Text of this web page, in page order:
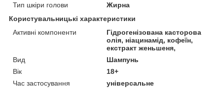
Тип шкіри голови
Жирна
Користувальницькі характеристики
Активні компоненти
Гідрогенізована касторова
олія, ніацинамід, кофеїн,
екстракт женьшеня,
Вид
Шампунь
Вік
18+
Час застосування
універсальне